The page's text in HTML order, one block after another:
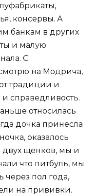
консервы. А
банкам в других
и малую
С
на Модрича,
традиции и
и справедливость.
относилась
дочка принесла
оказалось
двух щенков, мы и
что питбуль, мы
через пол года,
на прививки.